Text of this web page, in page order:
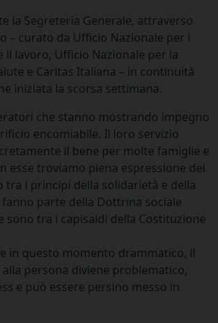
la Segreteria Generale, attraverso
– curato da Ufficio Nazionale per i
il lavoro, Ufficio Nazionale per la
e Caritas Italiana – in continuità
iniziata la scorsa settimana.
che stanno mostrando impegno
encomiabile. Il loro servizio
il bene per molte famiglie e
esse troviamo piena espressione del
tra i principi della solidarietà e della
parte della Dottrina sociale
sono tra i capisaldi della Costituzione
in questo momento drammatico, il
persona diviene problematico,
e può essere persino messo in